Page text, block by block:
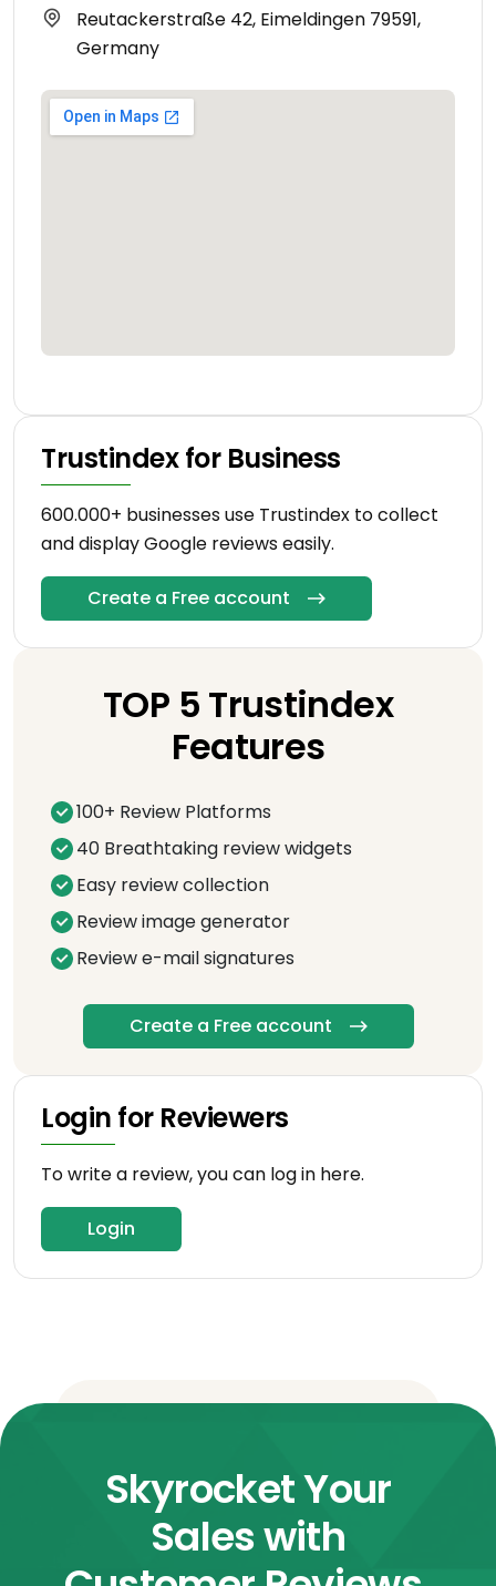
Reutackerstraße 42, Eimeldingen 79591,
Germany
Trustindex for Business
600.000+ businesses use Trustindex to collect
and display Google reviews easily.
Create a Free account
TOP 5 Trustindex
Features
100+ Review Platforms
40 Breathtaking review widgets
Easy review collection
Review image generator
Review e-mail signatures
Create a Free account
Login for Reviewers
To write a review, you can log in here.
Login
Skyrocket Your
Sales with